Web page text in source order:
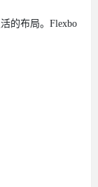
的布局。Flexbo